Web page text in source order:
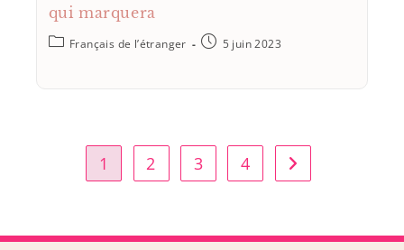
qui marquera
Français de l’étranger 5 juin 2023
1 2 3 4